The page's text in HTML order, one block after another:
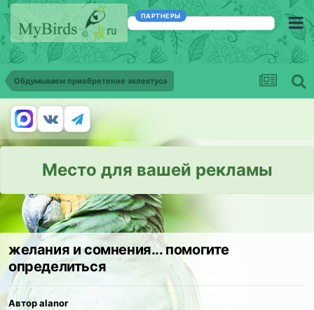
ПАРТНЕРЫ
Обдумываем приобретение эклектуса
Место для вашей рекламы
желания и сомнения... помогите
определиться
Автор alanor